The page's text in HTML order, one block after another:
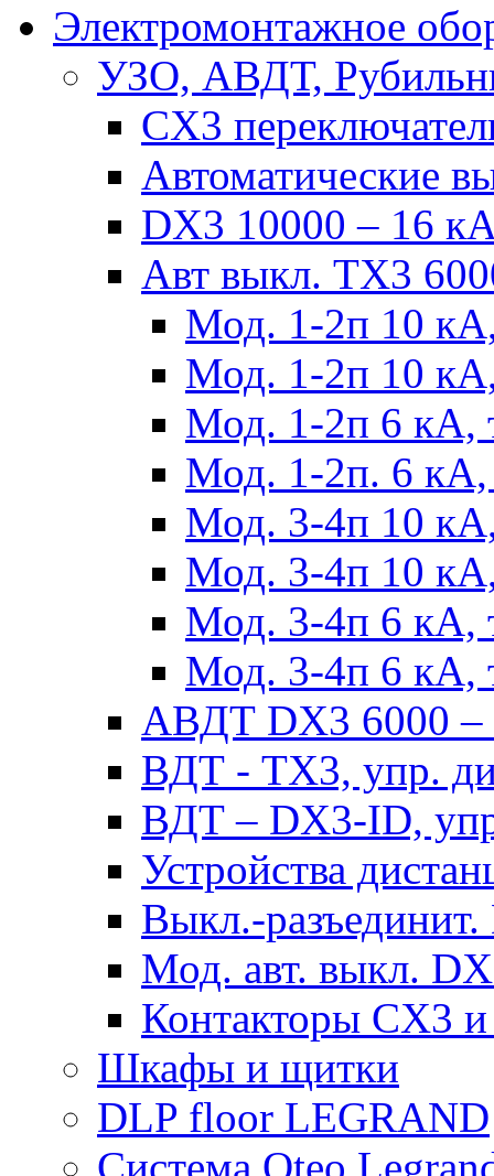
Электромонтажное
УЗО, АВДТ,
CX3
Автоматические
DX3 10000 – 16
Авт выкл. TX3
Мод. 1-2п 10
Мод. 1-2п 10
Мод. 1-2п 6 кА,
Мод. 1-2п. 6
Мод. 3-4п 10
Мод. 3-4п 10
Мод. 3-4п 6 кА,
Мод. 3-4п 6 кА,
АВДТ DX3 6000 –
ВДТ - TX3, упр.
ВДТ – DX3-ID,
Устройства
Выкл.-
Мод. авт. выкл.
Контакторы CX3 и
Шкафы и щитки
DLP floor LEGRAND
Система Oteo